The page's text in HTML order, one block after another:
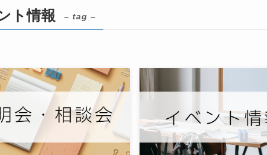
ト情報 – tag –